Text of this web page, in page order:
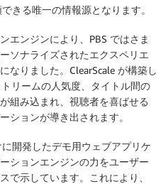
きる唯一の情報源となります。
エンジンにより、PBS ではさま
ソナライズされたエクスペリエ
なりました。ClearScale が構築し
リームの人気度、タイトル間の
組み込まれ、視聴者を喜ばせる
ションが導き出されます。
開発したデモ用ウェブアプリケ
ションエンジンの力をユーザー
で示しています。これにより、